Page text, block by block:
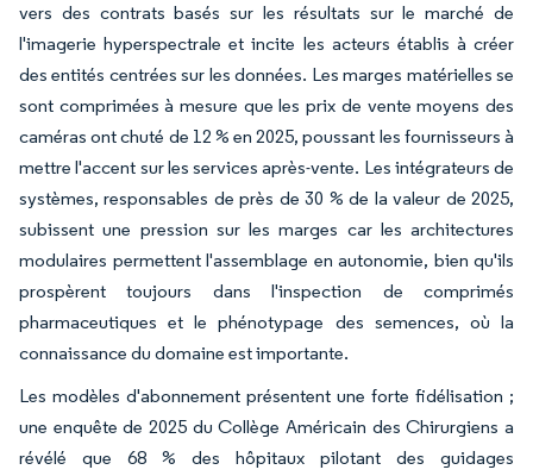
vers des contrats basés sur les résultats sur le marché de
l'imagerie hyperspectrale et incite les acteurs établis à créer
des entités centrées sur les données. Les marges matérielles se
sont comprimées à mesure que les prix de vente moyens des
caméras ont chuté de 12 % en 2025, poussant les fournisseurs à
mettre l'accent sur les services après-vente. Les intégrateurs de
systèmes, responsables de près de 30 % de la valeur de 2025,
subissent une pression sur les marges car les architectures
modulaires permettent l'assemblage en autonomie, bien qu'ils
prospèrent toujours dans l'inspection de comprimés
pharmaceutiques et le phénotypage des semences, où la
connaissance du domaine est importante.
Les modèles d'abonnement présentent une forte fidélisation ;
une enquête de 2025 du Collège Américain des Chirurgiens a
révélé que 68 % des hôpitaux pilotant des guidages